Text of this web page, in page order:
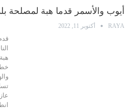
أيوب والأسمر قدما هبة لمصلحة
RAYA أكتوبر 11, 2022